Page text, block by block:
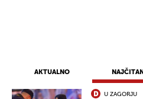
AKTUALNO
U ZAGORJU